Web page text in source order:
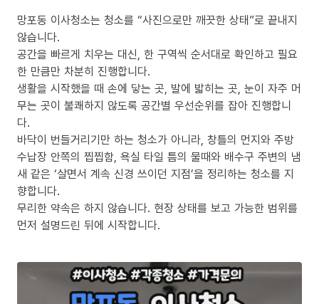
망포동 이사청소는 청소를 “사진으로만 깨끗한 상태”로 끝내지
않습니다.
공간을 빠르게 치우는 대신, 한 구역씩 순서대로 확인하고 필요
한 만큼만 차분히 진행합니다.
생활을 시작했을 때 손에 닿는 곳, 발에 밟히는 곳, 눈이 자주 머
무는 곳이 불쾌하지 않도록 공간별 우선순위를 잡아 진행합니
다.
바닥이 번들거리기만 하는 청소가 아니라, 창틀의 먼지와 주방
수납장 안쪽의 찝찝함, 욕실 타일 틈의 물때와 배수구 주변의 냄
새 같은 ‘살면서 계속 신경 쓰이던 지점’을 정리하는 청소를 지
향합니다.
무리한 약속은 하지 않습니다. 현장 상태를 보고 가능한 범위를
먼저 설명드린 뒤에 시작합니다.